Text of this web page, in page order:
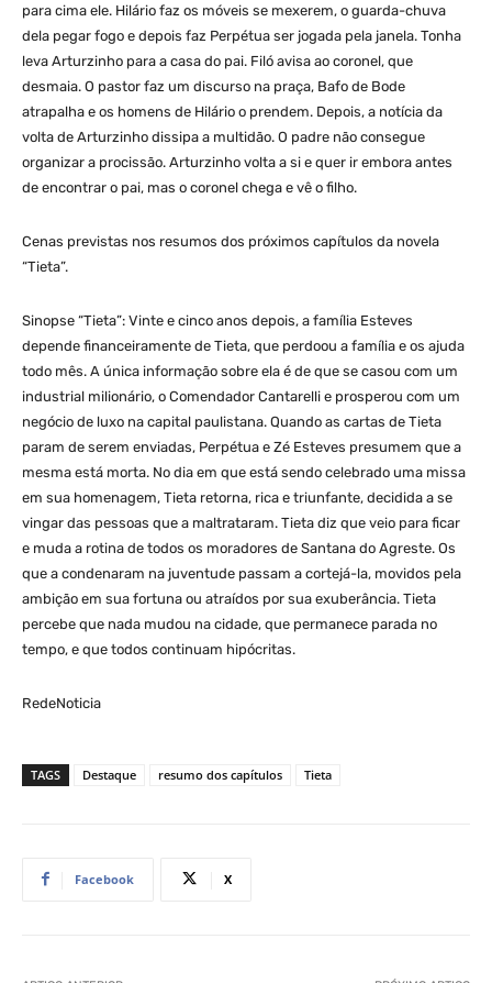
para cima ele. Hilário faz os móveis se mexerem, o guarda-chuva
dela pegar fogo e depois faz Perpétua ser jogada pela janela. Tonha
leva Arturzinho para a casa do pai. Filó avisa ao coronel, que
desmaia. O pastor faz um discurso na praça, Bafo de Bode
atrapalha e os homens de Hilário o prendem. Depois, a notícia da
volta de Arturzinho dissipa a multidão. O padre não consegue
organizar a procissão. Arturzinho volta a si e quer ir embora antes
de encontrar o pai, mas o coronel chega e vê o filho.
Cenas previstas nos resumos dos próximos capítulos da novela
“Tieta”.
Sinopse “Tieta”: Vinte e cinco anos depois, a família Esteves
depende financeiramente de Tieta, que perdoou a família e os ajuda
todo mês. A única informação sobre ela é de que se casou com um
industrial milionário, o Comendador Cantarelli e prosperou com um
negócio de luxo na capital paulistana. Quando as cartas de Tieta
param de serem enviadas, Perpétua e Zé Esteves presumem que a
mesma está morta. No dia em que está sendo celebrado uma missa
em sua homenagem, Tieta retorna, rica e triunfante, decidida a se
vingar das pessoas que a maltrataram. Tieta diz que veio para ficar
e muda a rotina de todos os moradores de Santana do Agreste. Os
que a condenaram na juventude passam a cortejá-la, movidos pela
ambição em sua fortuna ou atraídos por sua exuberância. Tieta
percebe que nada mudou na cidade, que permanece parada no
tempo, e que todos continuam hipócritas.
RedeNoticia
TAGS Destaque resumo dos capítulos Tieta
Facebook X